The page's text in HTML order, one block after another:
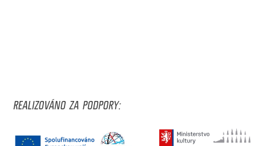
REALIZOVÁNO ZA PODPORY: